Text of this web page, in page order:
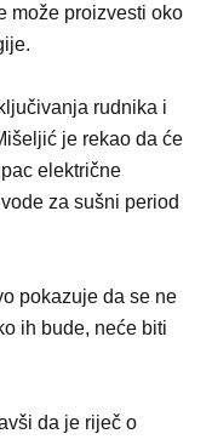
može proizvesti oko
rudnika i
je rekao da će
električne
za sušni period
pokazuje da se ne
ih bude, neće biti
da je riječ o